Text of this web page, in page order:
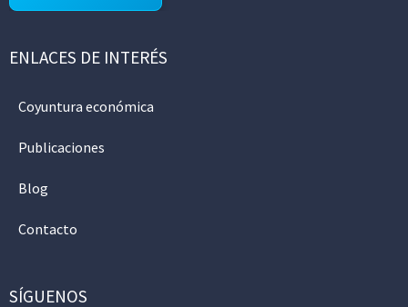
ENLACES DE INTERÉS
Coyuntura económica
Publicaciones
Blog
Contacto
SÍGUENOS